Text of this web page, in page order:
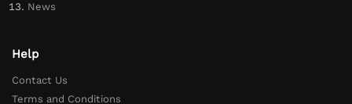
News
Help
Contact Us
Terms and Conditions